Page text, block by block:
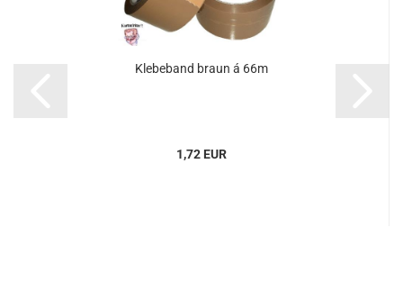
Kle­be­band braun á 66m
1,72 EUR